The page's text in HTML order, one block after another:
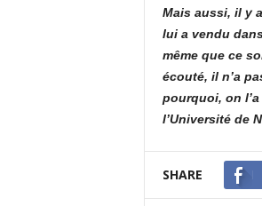
Mais aussi, il y
lui a vendu
même que ce
écouté, il n’a
pourquoi, on
l’Université de
SHARE